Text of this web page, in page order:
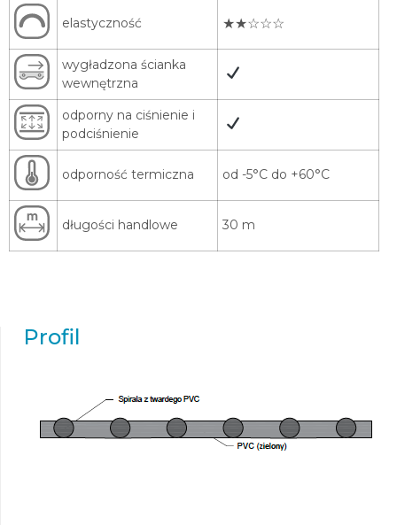
elastyczność ★★☆☆☆
wygładzona ścianka
wewnętrzna
odporny na ciśnienie i
podciśnienie
odporność termiczna od -5°C do +60°C
długości handlowe 30 m
Profil